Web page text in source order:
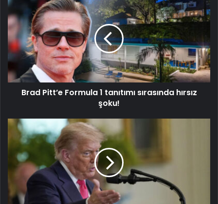
Brad Pitt’e Formula 1 tanıtımı sırasında hırsız
şoku!